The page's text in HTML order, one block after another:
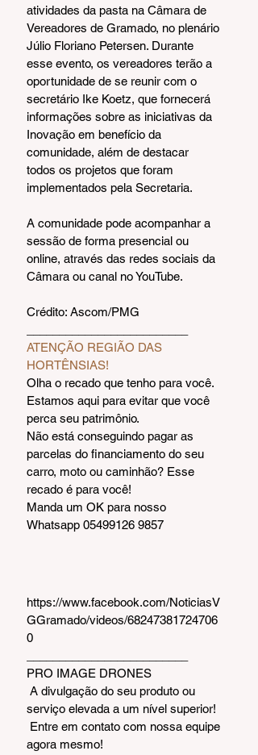
atividades da pasta na Câmara de
Vereadores de Gramado, no plenário
Júlio Floriano Petersen. Durante
esse evento, os vereadores terão a
oportunidade de se reunir com o
secretário Ike Koetz, que fornecerá
informações sobre as iniciativas da
Inovação em benefício da
comunidade, além de destacar
todos os projetos que foram
implementados pela Secretaria.
A comunidade pode acompanhar a
sessão de forma presencial ou
online, através das redes sociais da
Câmara ou canal no YouTube.
Crédito: Ascom/PMG
ATENÇÃO REGIÃO DAS
HORTÊNSIAS!
Olha o recado que tenho para você.
Estamos aqui para evitar que você
perca seu patrimônio.
Não está conseguindo pagar as
parcelas do financiamento do seu
carro, moto ou caminhão? Esse
recado é para você!
Manda um OK para nosso
Whatsapp 05499126 9857
https://www.facebook.com/NoticiasV
GGramado/videos/68247381724706
0
PRO IMAGE DRONES
serviço elevada a um nível superior!
agora mesmo!